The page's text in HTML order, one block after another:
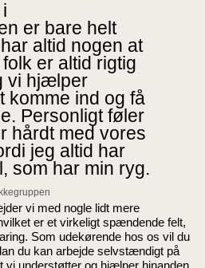
er bare helt
altid nogen at
er altid rigtig
vi hjælper
komme ind og få
Personligt føler
hårdt med vores
jeg altid har
som har min ryg.
vi med nogle lidt mere
er et virkeligt spændende felt,
Som udekørende hos os vil du
du kan arbejde selvstændigt på